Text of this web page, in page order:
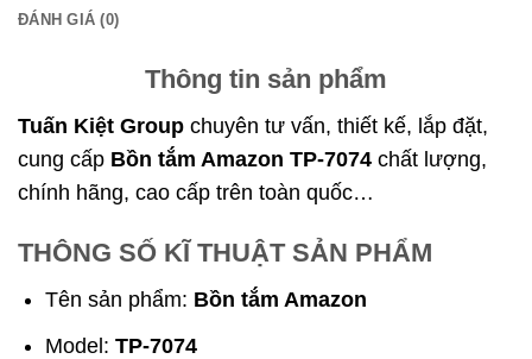
ĐÁNH GIÁ (0)
Thông tin sản phẩm
Tuấn Kiệt Group chuyên tư vấn, thiết kế, lắp đặt,
cung cấp Bồn tắm Amazon TP-7074 chất lượng,
chính hãng, cao cấp trên toàn quốc…
THÔNG SỐ KĨ THUẬT SẢN PHẨM
Tên sản phẩm: Bồn tắm Amazon
Model:TP-7074